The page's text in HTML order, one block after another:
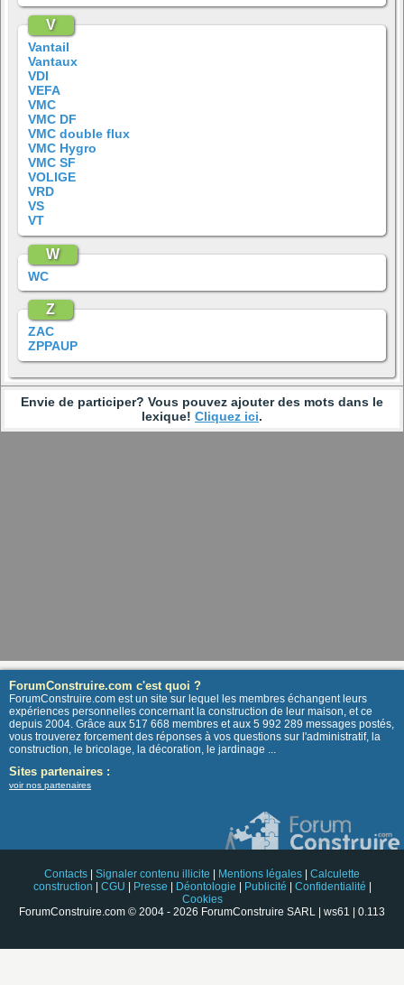
V
Vantail
Vantaux
VDI
VEFA
VMC
VMC DF
VMC double flux
VMC Hygro
VMC SF
VOLIGE
VRD
VS
VT
W
WC
Z
ZAC
ZPPAUP
Envie de participer? Vous pouvez ajouter des mots dans le
lexique! Cliquez ici.
ForumConstruire.com c'est quoi ?
ForumConstruire.com est un site sur lequel les membres échangent leurs
expériences personnelles concernant la construction de leur maison, et ce
depuis 2004. Grâce aux 517 668 membres et aux 5 992 289 messages postés,
vous trouverez forcement des réponses à vos questions sur l'administratif, la
construction, le bricolage, la décoration, le jardinage ...
Sites partenaires :
voir nos partenaires
Contacts Signaler contenu illicite Mentions légales
Calculette
construction
CGU Presse Déontologie Publicité Confidentialité
Cookies
ForumConstruire.com © 2004 - 2026 ForumConstruire SARL | ws61 | 0.113